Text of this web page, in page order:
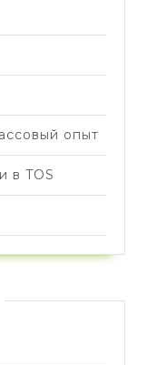
опыт
в TOS